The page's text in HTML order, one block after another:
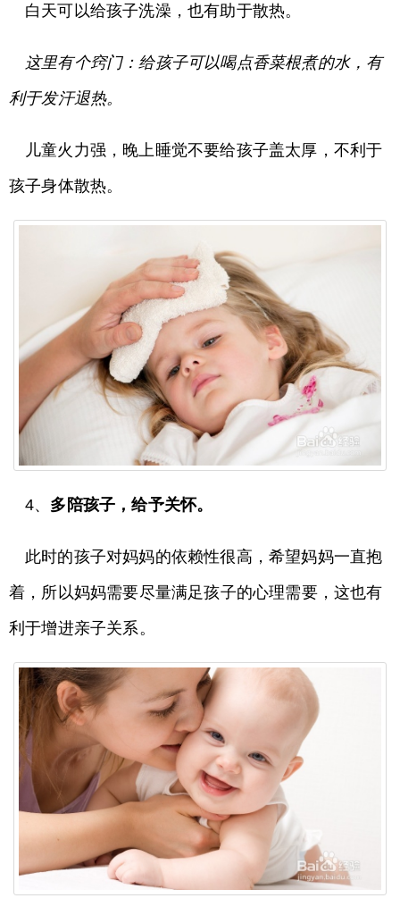
白天可以给孩子洗澡，也有助于散热。
这里有个窍门：给孩子可以喝点香菜根煮的水，有
利于发汗退热。
儿童火力强，晚上睡觉不要给孩子盖太厚，不利于
孩子身体散热。
4、 多陪孩子，给予关怀。
此时的孩子对妈妈的依赖性很高，希望妈妈一直抱
着，所以妈妈需要尽量满足孩子的心理需要，这也有
利于增进亲子关系。